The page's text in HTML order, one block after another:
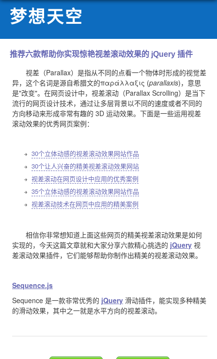
梦想天空
推荐六款帮助你实现惊艳视差滚动效果的 jQuery 插件
视差（Parallax）是指从不同的点看一个物体时形成的视觉差
异， 这个名词是源自希腊文的παράλλαξις (parallaxis)，意思
是"改变"。在网页设计中， 视差滚动（Parallax Scrolling）是当下
流行的网页设计技术，通过让多层背景以不同的速度或者不同的
方向移动来形成非常有趣的 3D 运动效果。下面是一些运用视差
滚动效果的优秀网页案例：
30个立体动感的视差滚动效果网站作品
30个让人兴奋的精美视差滚动效果网站
视差滚动在网页设计中应用的优秀案例
35个立体动感的视差滚动效果网站作品
视差滚动技术在网页中应用的精美案例
相信你非常想知道上面这些网页的精美视差滚动效果是如何
实现的，今天这篇文章就和大家分享六款精心挑选的 jQuery 视
差滚动效果插件，它们能够帮助你制作出精美的视差滚动效果。
Sequence.js
Sequence 是一款非常优秀的 jQuery 滑动插件，能实现多种精美
的滑动效果，其中之一就是水平方向的视差滚动。